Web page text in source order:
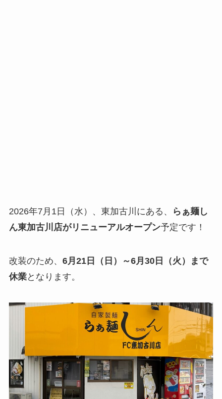
2026年7月1日（水）、東加古川にある、
らぁ麺し
ん東加古川店がリニューアルオープン予定です！
改装のため、 6月21日（日）～6月30日（火）まで
休業となります。